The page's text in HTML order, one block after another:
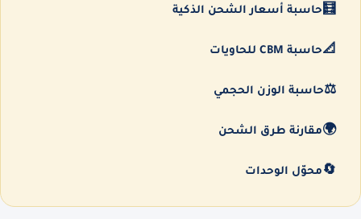
🧮 حاسبة أسعار الشحن الذكية
📐حاسبة CBM للحاويات
⚖️حاسبة الوزن الحجمي
🌍مقارنة طرق الشحن
🔄 محوّل الوحدات